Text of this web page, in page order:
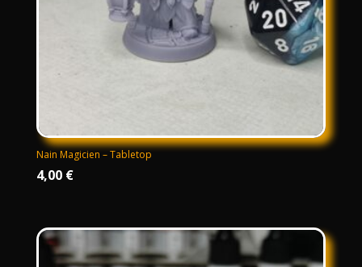
Nain Magicien – Tabletop
4,00 €